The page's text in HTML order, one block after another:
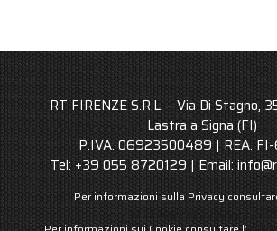
RT FIRENZE S.R.L. – Via Di Stagno,
Lastra a Signa (FI)
P.IVA: 06923500489 | REA:
Tel: +39 055 8720129 | Email:
Per informazioni sulla Privacy
INFORMATIVA SULLA PRIVACY